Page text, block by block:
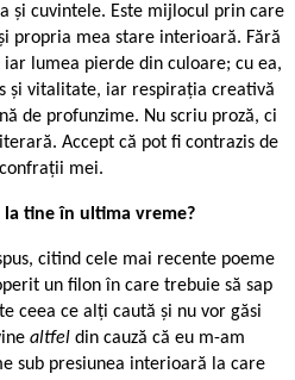
și cuvintele. Este mijlocul prin care
propria mea stare interioară. Fără
lumea pierde din culoare; cu ea,
și vitalitate, iar respirația creativă
de profunzime. Nu scriu proză, ci
Accept că pot fi contrazis de
mei.
la tine în ultima vreme?
citind cele mai recente poeme
un filon în care trebuie să sap
ceea ce alți caută și nu vor găsi
altfel din cauză că eu m-am
sub presiunea interioară la care